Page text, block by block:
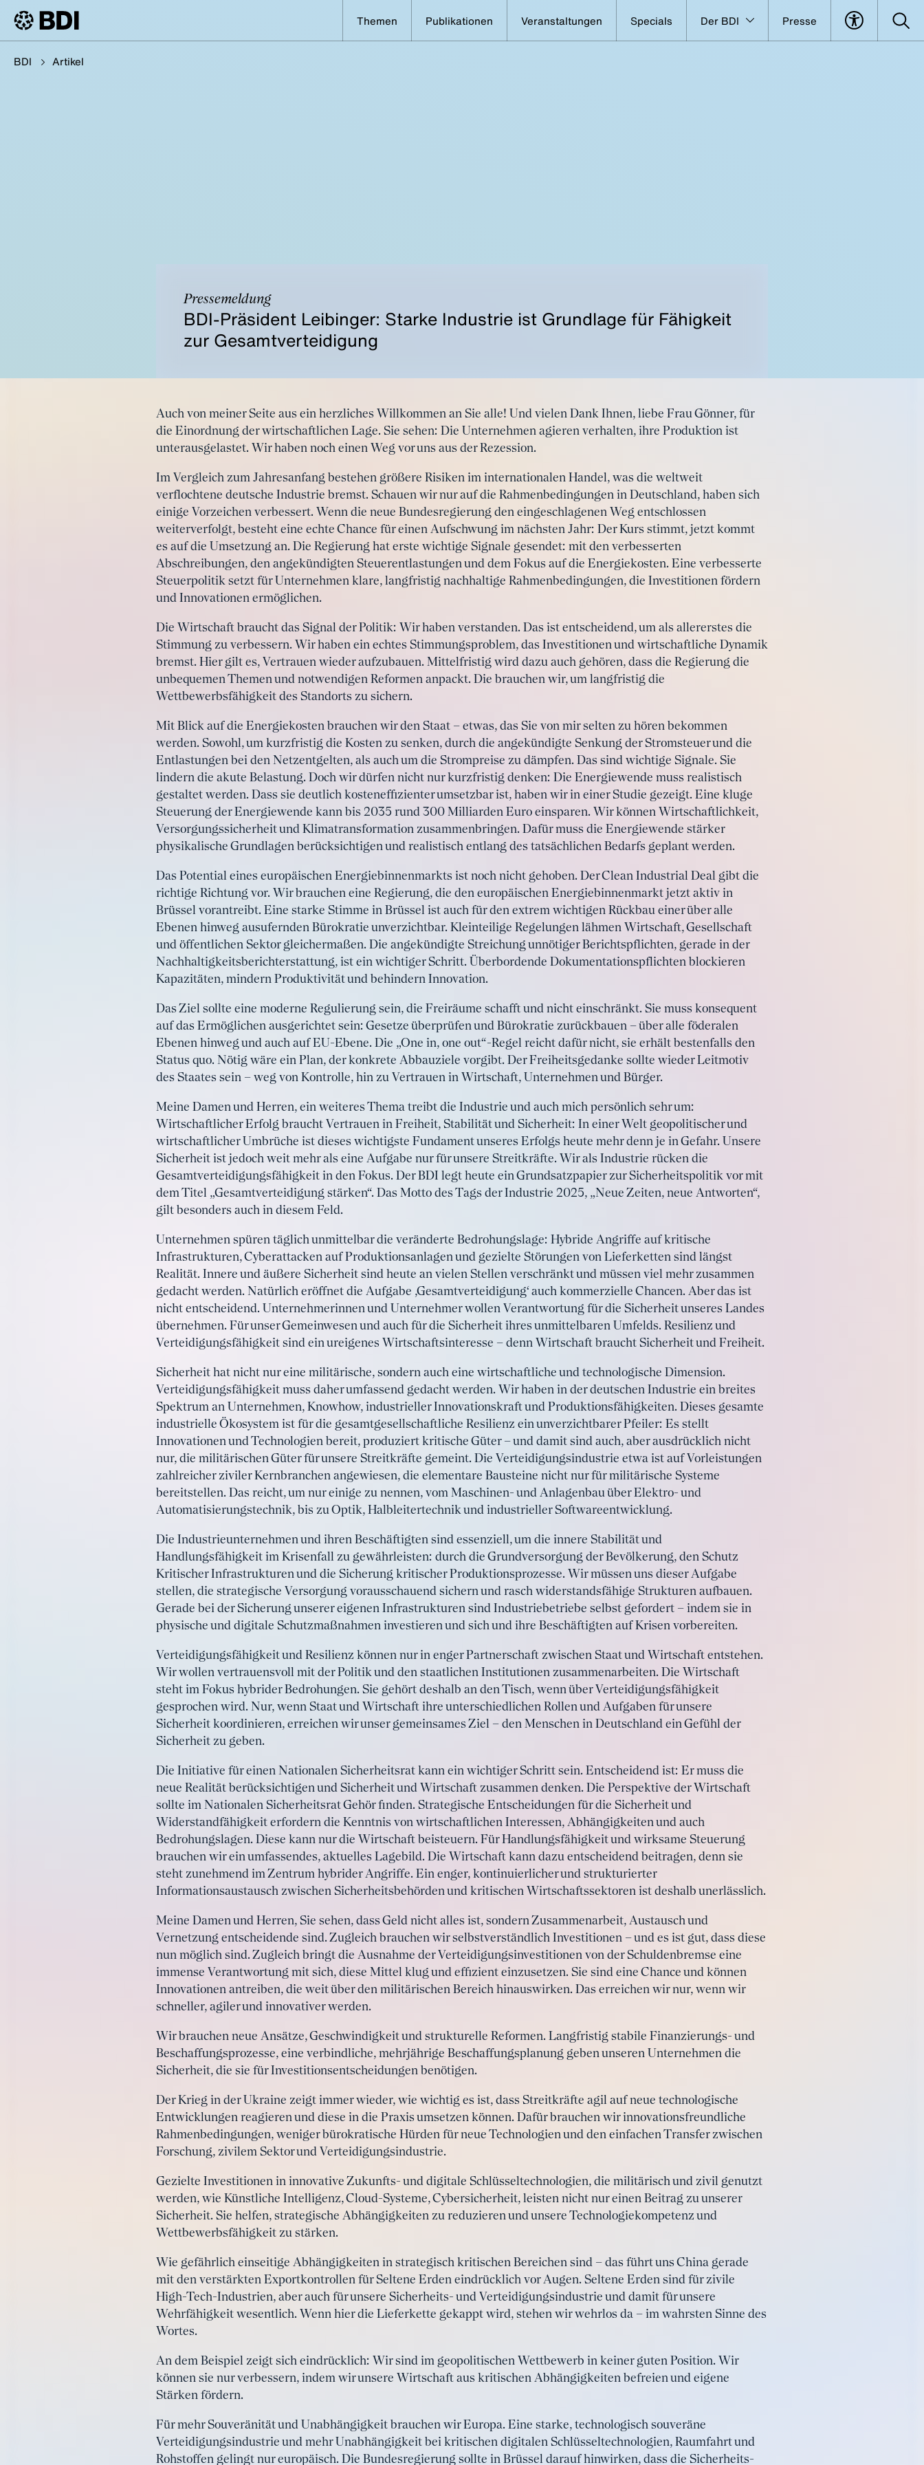
Themen Publikationen Veranstaltungen Specials Der BDI Presse
BDI Artikel
Pressemeldung
BDI-Präsident Leibinger: Starke Industrie ist Grundlage für Fähigkeit
zur Gesamtverteidigung
Auch von meiner Seite aus ein herzliches Willkommen an Sie alle! Und vielen Dank Ihnen, liebe Frau Gönner, für
die Einordnung der wirtschaftlichen Lage. Sie sehen: Die Unternehmen agieren verhalten, ihre Produktion ist
unterausgelastet. Wir haben noch einen Weg vor uns aus der Rezession.
Im Vergleich zum Jahresanfang bestehen größere Risiken im internationalen Handel, was die weltweit
verflochtene deutsche Industrie bremst. Schauen wir nur auf die Rahmenbedingungen in Deutschland, haben sich
einige Vorzeichen verbessert. Wenn die neue Bundesregierung den eingeschlagenen Weg entschlossen
weiterverfolgt, besteht eine echte Chance für einen Aufschwung im nächsten Jahr: Der Kurs stimmt, jetzt kommt
es auf die Umsetzung an. Die Regierung hat erste wichtige Signale gesendet: mit den verbesserten
Abschreibungen, den angekündigten Steuerentlastungen und dem Fokus auf die Energiekosten. Eine verbesserte
Steuerpolitik setzt für Unternehmen klare, langfristig nachhaltige Rahmenbedingungen, die Investitionen fördern
und Innovationen ermöglichen.
Die Wirtschaft braucht das Signal der Politik: Wir haben verstanden. Das ist entscheidend, um als allererstes die
Stimmung zu verbessern. Wir haben ein echtes Stimmungsproblem, das Investitionen und wirtschaftliche Dynamik
bremst. Hier gilt es, Vertrauen wieder aufzubauen. Mittelfristig wird dazu auch gehören, dass die Regierung die
unbequemen Themen und notwendigen Reformen anpackt. Die brauchen wir, um langfristig die
Wettbewerbsfähigkeit des Standorts zu sichern.
Mit Blick auf die Energiekosten brauchen wir den Staat – etwas, das Sie von mir selten zu hören bekommen
werden. Sowohl, um kurzfristig die Kosten zu senken, durch die angekündigte Senkung der Stromsteuer und die
Entlastungen bei den Netzentgelten, als auch um die Strompreise zu dämpfen. Das sind wichtige Signale. Sie
lindern die akute Belastung. Doch wir dürfen nicht nur kurzfristig denken: Die Energiewende muss realistisch
gestaltet werden. Dass sie deutlich kosteneffizienter umsetzbar ist, haben wir in einer Studie gezeigt. Eine kluge
Steuerung der Energiewende kann bis 2035 rund 300 Milliarden Euro einsparen. Wir können Wirtschaftlichkeit,
Versorgungssicherheit und Klimatransformation zusammenbringen. Dafür muss die Energiewende stärker
physikalische Grundlagen berücksichtigen und realistisch entlang des tatsächlichen Bedarfs geplant werden.
Das Potential eines europäischen Energiebinnenmarkts ist noch nicht gehoben. Der Clean Industrial Deal gibt die
richtige Richtung vor. Wir brauchen eine Regierung, die den europäischen Energiebinnenmarkt jetzt aktiv in
Brüssel vorantreibt. Eine starke Stimme in Brüssel ist auch für den extrem wichtigen Rückbau einer über alle
Ebenen hinweg ausufernden Bürokratie unverzichtbar. Kleinteilige Regelungen lähmen Wirtschaft, Gesellschaft
und öffentlichen Sektor gleichermaßen. Die angekündigte Streichung unnötiger Berichtspflichten, gerade in der
Nachhaltigkeitsberichterstattung, ist ein wichtiger Schritt. Überbordende Dokumentationspflichten blockieren
Kapazitäten, mindern Produktivität und behindern Innovation.
Das Ziel sollte eine moderne Regulierung sein, die Freiräume schafft und nicht einschränkt. Sie muss konsequent
auf das Ermöglichen ausgerichtet sein: Gesetze überprüfen und Bürokratie zurückbauen – über alle föderalen
Ebenen hinweg und auch auf EU-Ebene. Die „One in, one out“-Regel reicht dafür nicht, sie erhält bestenfalls den
Status quo. Nötig wäre ein Plan, der konkrete Abbauziele vorgibt. Der Freiheitsgedanke sollte wieder Leitmotiv
des Staates sein – weg von Kontrolle, hin zu Vertrauen in Wirtschaft, Unternehmen und Bürger.
Meine Damen und Herren, ein weiteres Thema treibt die Industrie und auch mich persönlich sehr um:
Wirtschaftlicher Erfolg braucht Vertrauen in Freiheit, Stabilität und Sicherheit: In einer Welt geopolitischer und
wirtschaftlicher Umbrüche ist dieses wichtigste Fundament unseres Erfolgs heute mehr denn je in Gefahr. Unsere
Sicherheit ist jedoch weit mehr als eine Aufgabe nur für unsere Streitkräfte. Wir als Industrie rücken die
Gesamtverteidigungsfähigkeit in den Fokus. Der BDI legt heute ein Grundsatzpapier zur Sicherheitspolitik vor mit
dem Titel „Gesamtverteidigung stärken“. Das Motto des Tags der Industrie 2025, „Neue Zeiten, neue Antworten“,
gilt besonders auch in diesem Feld.
Unternehmen spüren täglich unmittelbar die veränderte Bedrohungslage: Hybride Angriffe auf kritische
Infrastrukturen, Cyberattacken auf Produktionsanlagen und gezielte Störungen von Lieferketten sind längst
Realität. Innere und äußere Sicherheit sind heute an vielen Stellen verschränkt und müssen viel mehr zusammen
gedacht werden. Natürlich eröffnet die Aufgabe ‚Gesamtverteidigung‘ auch kommerzielle Chancen. Aber das ist
nicht entscheidend. Unternehmerinnen und Unternehmer wollen Verantwortung für die Sicherheit unseres Landes
übernehmen. Für unser Gemeinwesen und auch für die Sicherheit ihres unmittelbaren Umfelds. Resilienz und
Verteidigungsfähigkeit sind ein ureigenes Wirtschaftsinteresse – denn Wirtschaft braucht Sicherheit und Freiheit.
Sicherheit hat nicht nur eine militärische, sondern auch eine wirtschaftliche und technologische Dimension.
Verteidigungsfähigkeit muss daher umfassend gedacht werden. Wir haben in der deutschen Industrie ein breites
Spektrum an Unternehmen, Knowhow, industrieller Innovationskraft und Produktionsfähigkeiten. Dieses gesamte
industrielle Ökosystem ist für die gesamtgesellschaftliche Resilienz ein unverzichtbarer Pfeiler: Es stellt
Innovationen und Technologien bereit, produziert kritische Güter – und damit sind auch, aber ausdrücklich nicht
nur, die militärischen Güter für unsere Streitkräfte gemeint. Die Verteidigungsindustrie etwa ist auf Vorleistungen
zahlreicher ziviler Kernbranchen angewiesen, die elementare Bausteine nicht nur für militärische Systeme
bereitstellen. Das reicht, um nur einige zu nennen, vom Maschinen- und Anlagenbau über Elektro- und
Automatisierungstechnik, bis zu Optik, Halbleitertechnik und industrieller Softwareentwicklung.
Die Industrieunternehmen und ihren Beschäftigten sind essenziell, um die innere Stabilität und
Handlungsfähigkeit im Krisenfall zu gewährleisten: durch die Grundversorgung der Bevölkerung, den Schutz
Kritischer Infrastrukturen und die Sicherung kritischer Produktionsprozesse. Wir müssen uns dieser Aufgabe
stellen, die strategische Versorgung vorausschauend sichern und rasch widerstandsfähige Strukturen aufbauen.
Gerade bei der Sicherung unserer eigenen Infrastrukturen sind Industriebetriebe selbst gefordert – indem sie in
physische und digitale Schutzmaßnahmen investieren und sich und ihre Beschäftigten auf Krisen vorbereiten.
Verteidigungsfähigkeit und Resilienz können nur in enger Partnerschaft zwischen Staat und Wirtschaft entstehen.
Wir wollen vertrauensvoll mit der Politik und den staatlichen Institutionen zusammenarbeiten. Die Wirtschaft
steht im Fokus hybrider Bedrohungen. Sie gehört deshalb an den Tisch, wenn über Verteidigungsfähigkeit
gesprochen wird. Nur, wenn Staat und Wirtschaft ihre unterschiedlichen Rollen und Aufgaben für unsere
Sicherheit koordinieren, erreichen wir unser gemeinsames Ziel – den Menschen in Deutschland ein Gefühl der
Sicherheit zu geben.
Die Initiative für einen Nationalen Sicherheitsrat kann ein wichtiger Schritt sein. Entscheidend ist: Er muss die
neue Realität berücksichtigen und Sicherheit und Wirtschaft zusammen denken. Die Perspektive der Wirtschaft
sollte im Nationalen Sicherheitsrat Gehör finden. Strategische Entscheidungen für die Sicherheit und
Widerstandfähigkeit erfordern die Kenntnis von wirtschaftlichen Interessen, Abhängigkeiten und auch
Bedrohungslagen. Diese kann nur die Wirtschaft beisteuern. Für Handlungsfähigkeit und wirksame Steuerung
brauchen wir ein umfassendes, aktuelles Lagebild. Die Wirtschaft kann dazu entscheidend beitragen, denn sie
steht zunehmend im Zentrum hybrider Angriffe. Ein enger, kontinuierlicher und strukturierter
Informationsaustausch zwischen Sicherheitsbehörden und kritischen Wirtschaftssektoren ist deshalb unerlässlich.
Meine Damen und Herren, Sie sehen, dass Geld nicht alles ist, sondern Zusammenarbeit, Austausch und
Vernetzung entscheidende sind. Zugleich brauchen wir selbstverständlich Investitionen – und es ist gut, dass diese
nun möglich sind. Zugleich bringt die Ausnahme der Verteidigungsinvestitionen von der Schuldenbremse eine
immense Verantwortung mit sich, diese Mittel klug und effizient einzusetzen. Sie sind eine Chance und können
Innovationen antreiben, die weit über den militärischen Bereich hinauswirken. Das erreichen wir nur, wenn wir
schneller, agiler und innovativer werden.
Wir brauchen neue Ansätze, Geschwindigkeit und strukturelle Reformen. Langfristig stabile Finanzierungs- und
Beschaffungsprozesse, eine verbindliche, mehrjährige Beschaffungsplanung geben unseren Unternehmen die
Sicherheit, die sie für Investitionsentscheidungen benötigen.
Der Krieg in der Ukraine zeigt immer wieder, wie wichtig es ist, dass Streitkräfte agil auf neue technologische
Entwicklungen reagieren und diese in die Praxis umsetzen können. Dafür brauchen wir innovationsfreundliche
Rahmenbedingungen, weniger bürokratische Hürden für neue Technologien und den einfachen Transfer zwischen
Forschung, zivilem Sektor und Verteidigungsindustrie.
Gezielte Investitionen in innovative Zukunfts- und digitale Schlüsseltechnologien, die militärisch und zivil genutzt
werden, wie Künstliche Intelligenz, Cloud-Systeme, Cybersicherheit, leisten nicht nur einen Beitrag zu unserer
Sicherheit. Sie helfen, strategische Abhängigkeiten zu reduzieren und unsere Technologiekompetenz und
Wettbewerbsfähigkeit zu stärken.
Wie gefährlich einseitige Abhängigkeiten in strategisch kritischen Bereichen sind – das führt uns China gerade
mit den verstärkten Exportkontrollen für Seltene Erden eindrücklich vor Augen. Seltene Erden sind für zivile
High-Tech-Industrien, aber auch für unsere Sicherheits- und Verteidigungsindustrie und damit für unsere
Wehrfähigkeit wesentlich. Wenn hier die Lieferkette gekappt wird, stehen wir wehrlos da – im wahrsten Sinne des
Wortes.
An dem Beispiel zeigt sich eindrücklich: Wir sind im geopolitischen Wettbewerb in keiner guten Position. Wir
können sie nur verbessern, indem wir unsere Wirtschaft aus kritischen Abhängigkeiten befreien und eigene
Stärken fördern.
Für mehr Souveränität und Unabhängigkeit brauchen wir Europa. Eine starke, technologisch souveräne
Verteidigungsindustrie und mehr Unabhängigkeit bei kritischen digitalen Schlüsseltechnologien, Raumfahrt und
Rohstoffen gelingt nur europäisch. Die Bundesregierung sollte in Brüssel darauf hinwirken, dass die Sicherheits-